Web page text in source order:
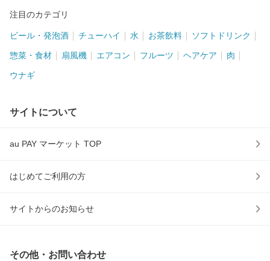
注目のカテゴリ
ビール・発泡酒 チューハイ 水 お茶飲料 ソフトドリンク
惣菜・食材 扇風機 エアコン フルーツ ヘアケア 肉
ウナギ
サイトについて
au PAY マーケット TOP
はじめてご利用の方
サイトからのお知らせ
その他・お問い合わせ